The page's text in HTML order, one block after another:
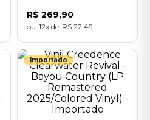
Importado
R$ 269,90
12 R$ 22 49
Importado